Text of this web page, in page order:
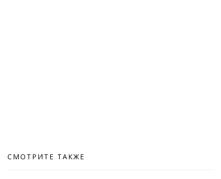
СМОТРИТЕ ТАКЖЕ